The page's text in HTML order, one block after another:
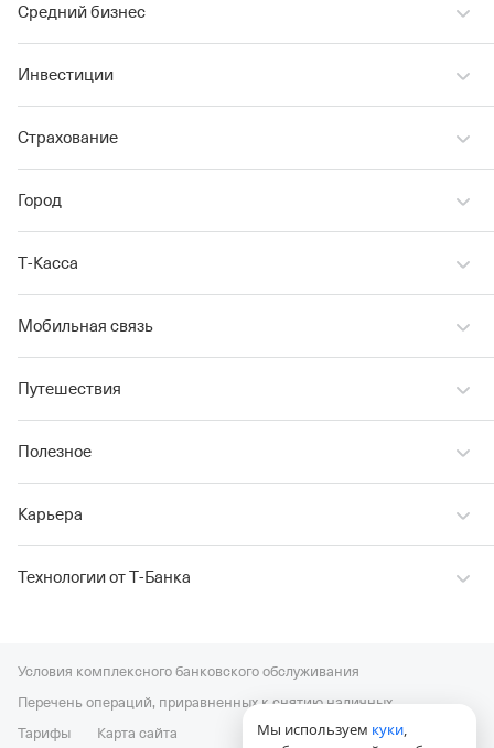
Средний бизнес
Инвестиции
Страхование
Город
Т‑Касса
Мобильная связь
Путешествия
Полезное
Карьера
Технологии от Т‑Банка
Условия комплексного банковского обслуживания
Перечень операций, приравненных к снятию наличных
Тарифы
Карта сайта Мы используем куки,